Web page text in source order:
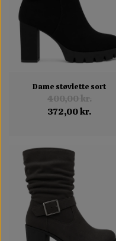
Dame støvlette sort
400,00 kr.
372,00 kr.